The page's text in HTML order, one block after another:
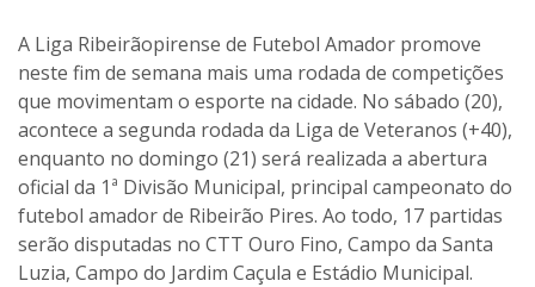
A Liga Ribeirãopirense de Futebol Amador promove
neste fim de semana mais uma rodada de competições
que movimentam o esporte na cidade. No sábado (20),
acontece a segunda rodada da Liga de Veteranos (+40),
enquanto no domingo (21) será realizada a abertura
oficial da 1ª Divisão Municipal, principal campeonato do
futebol amador de Ribeirão Pires. Ao todo, 17 partidas
serão disputadas no CTT Ouro Fino, Campo da Santa
Luzia, Campo do Jardim Caçula e Estádio Municipal.